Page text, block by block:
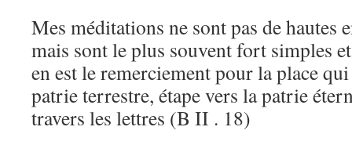
Mes méditations ne sont pas de hautes
mais sont le plus souvent fort simples
en est le remerciement pour la place
patrie terrestre, étape vers la patrie
travers les lettres (B II . 18)